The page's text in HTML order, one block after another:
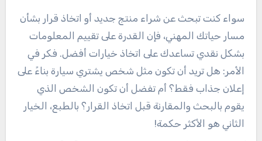
سواء كنت تبحث عن شراء منتج جديد أو اتخاذ قرار بشأن
مسار حياتك المهني، فإن القدرة على تقييم المعلومات
بشكل نقدي تساعدك على اتخاذ خيارات أفضل. فكر في
الأمر: هل تريد أن تكون مثل شخص يشتري سيارة بناءً على
إعلان جذاب فقط؟ أم تفضل أن تكون الشخص الذي
يقوم بالبحث والمقارنة قبل اتخاذ القرار؟ بالطبع، الخيار
الثاني هو الأكثر حكمة!